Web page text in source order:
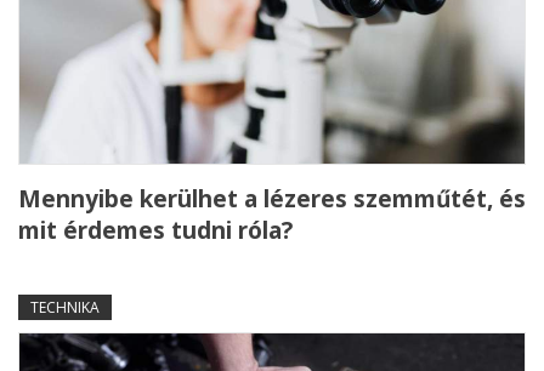
Mennyibe kerülhet a lézeres szemműtét, és
mit érdemes tudni róla?
TECHNIKA